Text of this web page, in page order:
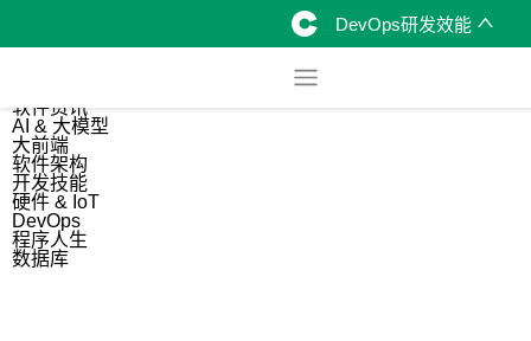
DevOps研发效能
软件资讯
AI & 大模型
大前端
软件架构
开发技能
硬件 & IoT
DevOps
程序人生
数据库